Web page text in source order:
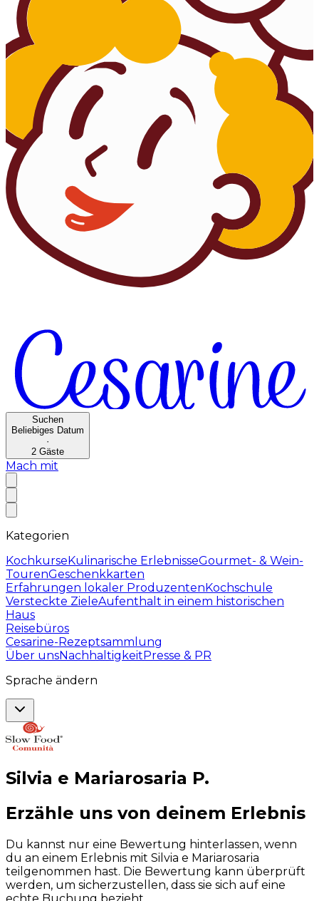
Suchen
Beliebiges Datum
·
2 Gäste
Mach mit
Kategorien
KochkurseKulinarische ErlebnisseGourmet- & Wein-
TourenGeschenkkarten
Erfahrungen lokaler ProduzentenKochschule
Versteckte ZieleAufenthalt in einem historischen
Haus
Reisebüros
Cesarine-Rezeptsammlung
Über unsNachhaltigkeitPresse & PR
Sprache ändern
Silvia e Mariarosaria P.
Erzähle uns von deinem Erlebnis
Du kannst nur eine Bewertung hinterlassen, wenn
du an einem Erlebnis mit Silvia e Mariarosaria
teilgenommen hast. Die Bewertung kann überprüft
werden, um sicherzustellen, dass sie sich auf eine